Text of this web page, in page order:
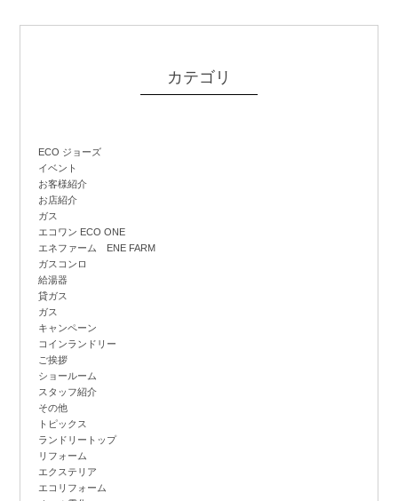
カテゴリ
ECO ジョーズ
イベント
お客様紹介
お店紹介
ガス
エコワン ECO ONE
エネファーム ENE FARM
ガスコンロ
給湯器
貸ガス
ガス
キャンペーン
コインランドリー
ご挨拶
ショールーム
スタッフ紹介
その他
トピックス
ランドリートップ
リフォーム
エクステリア
エコリフォーム